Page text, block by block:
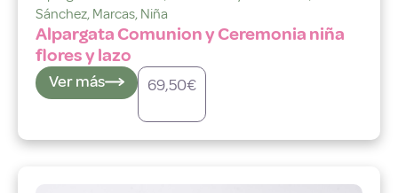
Sánchez, Marcas, Niña
Alpargata Comunion y Ceremonia niña
flores y lazo
Ver más 69,50€